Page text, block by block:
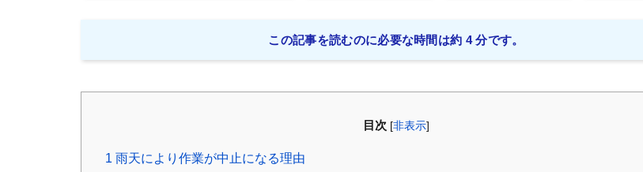
この記事を読むのに必要な時間は約 4 分です。
目次 [非表示]
1 雨天により作業が中止になる理由